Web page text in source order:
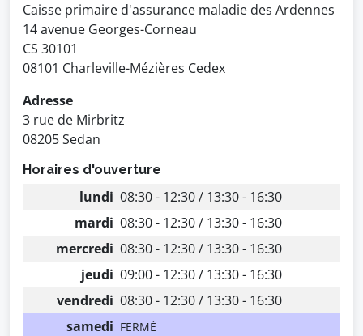
Caisse primaire d'assurance maladie des Ardennes
14 avenue Georges-Corneau
CS 30101
08101 Charleville-Mézières Cedex
Adresse
3 rue de Mirbritz
08205 Sedan
Horaires d'ouverture
lundi 08:30 - 12:30 / 13:30 - 16:30
mardi 08:30 - 12:30 / 13:30 - 16:30
mercredi 08:30 - 12:30 / 13:30 - 16:30
jeudi 09:00 - 12:30 / 13:30 - 16:30
vendredi 08:30 - 12:30 / 13:30 - 16:30
samedi FERMÉ